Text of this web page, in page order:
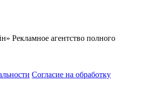
Рекламное агентство полного
Согласие на обработку